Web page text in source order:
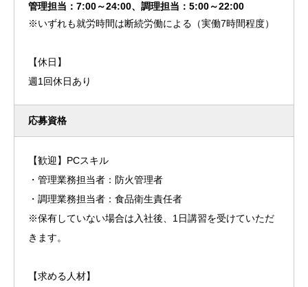
管理担当：7:00～24:00、調理担当：5:00～22:00
※いずれも就労時間は断続労働による（実働7時間程度）
【休日】
週1回休日あり
応募資格
【歓迎】PCスキル
・管理業務担当者：防火管理者
・調理業務担当者：食品衛生責任者
※保有していない場合は入社後、1日講習を受けていただ
きます。
【求める人材】